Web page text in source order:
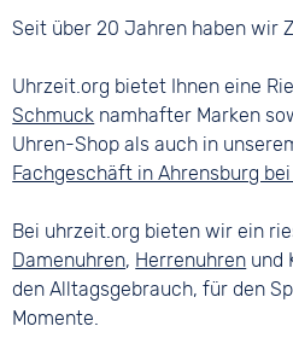
Seit über 20 Jahren haben wir
Uhrzeit.org bietet Ihnen eine
Schmuck namhafter Marken
Uhren-Shop als auch in
Fachgeschäft in Ahrensburg
Bei uhrzeit.org bieten wir ein
Damenuhren, Herrenuhren und
den Alltagsgebrauch, für den
Momente.